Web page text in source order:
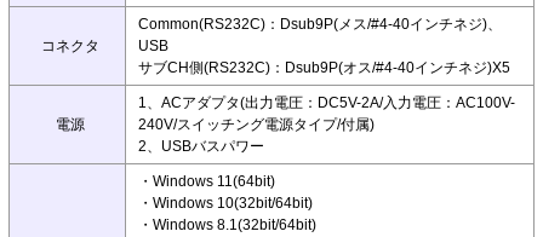
コネクタ
Common(RS232C)：Dsub9P(メス/#4-40インチネジ)、
USB
サブCH側(RS232C)：Dsub9P(オス/#4-40インチネジ)X5
電源
1、ACアダプタ(出力電圧：DC5V-2A/入力電圧：AC100V-
240V/スイッチング電源タイプ/付属)
2、USBバスパワー
・Windows 11(64bit)
・Windows 10(32bit/64bit)
・Windows 8.1(32bit/64bit)